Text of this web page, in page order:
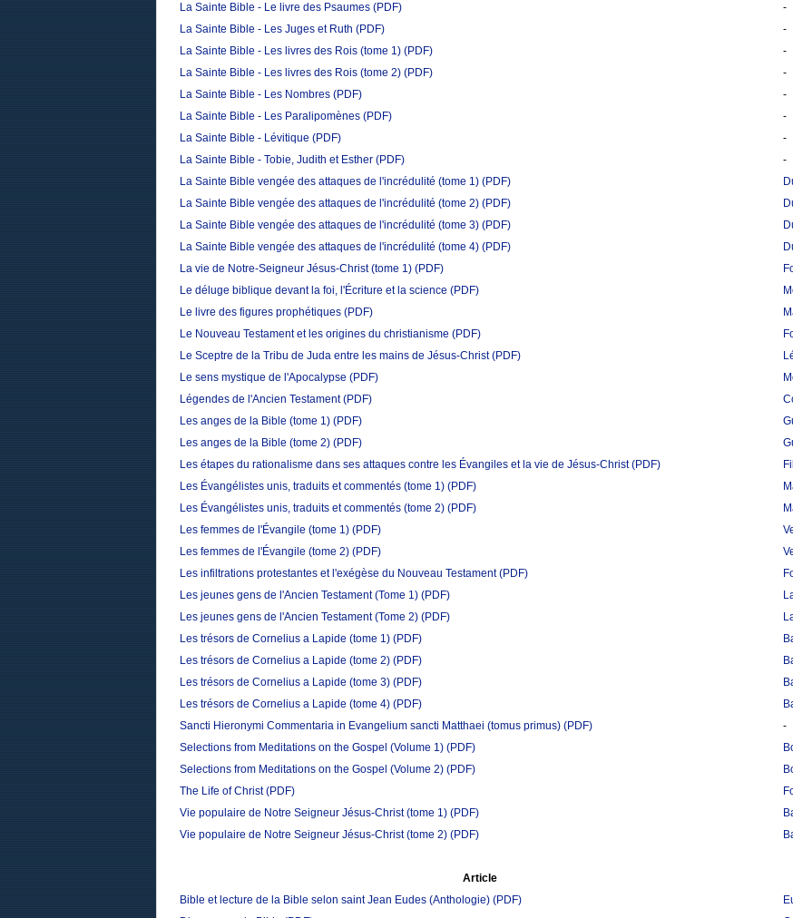
La Sainte Bible - Le livre des Psaumes (PDF)
-
La Sainte Bible - Les Juges et Ruth (PDF)
-
La Sainte Bible - Les livres des Rois (tome 1) (PDF)
-
La Sainte Bible - Les livres des Rois (tome 2) (PDF)
-
La Sainte Bible - Les Nombres (PDF)
-
La Sainte Bible - Les Paralipomènes (PDF)
-
La Sainte Bible - Lévitique (PDF)
-
La Sainte Bible - Tobie, Judith et Esther (PDF)
-
La Sainte Bible vengée des attaques de l'incrédulité (tome 1) (PDF)
La Sainte Bible vengée des attaques de l'incrédulité (tome 2) (PDF)
La Sainte Bible vengée des attaques de l'incrédulité (tome 3) (PDF)
La Sainte Bible vengée des attaques de l'incrédulité (tome 4) (PDF)
La vie de Notre-Seigneur Jésus-Christ (tome 1) (PDF)
Le déluge biblique devant la foi, l'Écriture et la science (PDF)
Le livre des figures prophétiques (PDF)
Le Nouveau Testament et les origines du christianisme (PDF)
Le Sceptre de la Tribu de Juda entre les mains de Jésus-Christ (PDF)
Le sens mystique de l'Apocalypse (PDF)
Légendes de l'Ancien Testament (PDF)
Les anges de la Bible (tome 1) (PDF)
Les anges de la Bible (tome 2) (PDF)
Les étapes du rationalisme dans ses attaques contre les Évangiles et la vie de Jésus-Christ (PDF)
Les Évangélistes unis, traduits et commentés (tome 1) (PDF)
Les Évangélistes unis, traduits et commentés (tome 2) (PDF)
Les femmes de l'Évangile (tome 1) (PDF)
Les femmes de l'Évangile (tome 2) (PDF)
Les infiltrations protestantes et l'exégèse du Nouveau Testament (PDF)
Les jeunes gens de l'Ancien Testament (Tome 1) (PDF)
Les jeunes gens de l'Ancien Testament (Tome 2) (PDF)
Les trésors de Cornelius a Lapide (tome 1) (PDF)
Les trésors de Cornelius a Lapide (tome 2) (PDF)
Les trésors de Cornelius a Lapide (tome 3) (PDF)
Les trésors de Cornelius a Lapide (tome 4) (PDF)
Sancti Hieronymi Commentaria in Evangelium sancti Matthaei (tomus primus) (PDF)
-
Selections from Meditations on the Gospel (Volume 1) (PDF)
Selections from Meditations on the Gospel (Volume 2) (PDF)
The Life of Christ (PDF)
Vie populaire de Notre Seigneur Jésus-Christ (tome 1) (PDF)
Vie populaire de Notre Seigneur Jésus-Christ (tome 2) (PDF)
Article
Bible et lecture de la Bible selon saint Jean Eudes (Anthologie) (PDF)